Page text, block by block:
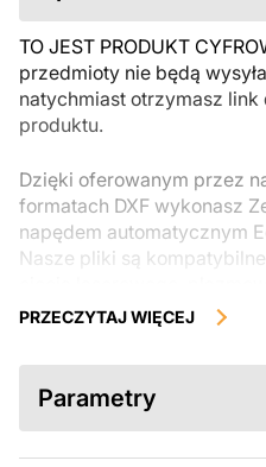
TO JEST PRODUKT
przedmioty nie będą
natychmiast otrzymasz
produktu.
Dzięki oferowanym przez
formatach DXF wykonasz
napędem automatycznym
Nasze pliki są
maszynami CNC. Można je
AutoCAD, Inkscape,
SolidWorks lub innych
PRZECZYTAJ WIĘCEJ
Parametry